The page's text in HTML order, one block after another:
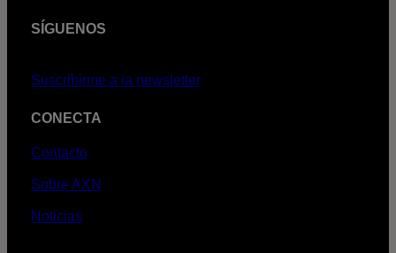
SÍGUENOS
Suscribirme a la newsletter
CONECTA
Contacto
Sobre AXN
Noticias